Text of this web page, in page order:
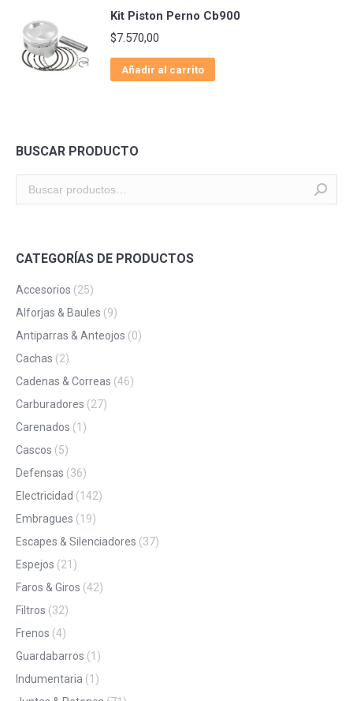
Kit Piston Perno Cb900
$7.570,00
Añadir al carrito
BUSCAR PRODUCTO
CATEGORÍAS DE PRODUCTOS
Accesorios (25)
Alforjas & Baules (9)
Antiparras & Anteojos (0)
Cachas (2)
Cadenas & Correas (46)
Carburadores (27)
Carenados (1)
Cascos (5)
Defensas (36)
Electricidad (142)
Embragues (19)
Escapes & Silenciadores (37)
Espejos (21)
Faros & Giros (42)
Filtros (32)
Frenos (4)
Guardabarros (1)
Indumentaria (1)